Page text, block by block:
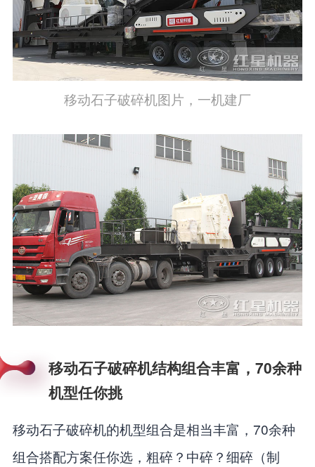
移动石子破碎机图片，一机建厂
移动石子破碎机结构组合丰富，70余种
机型任你挑
移动石子破碎机的机型组合是相当丰富，70余种
组合搭配方案任你选，粗碎？中碎？细碎（制